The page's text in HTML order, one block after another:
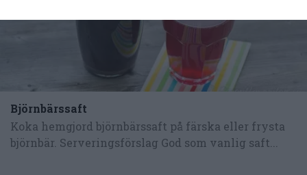
Björnbärssaft
Koka hemgjord björnbärssaft på färska eller frysta
björnbär. Serveringsförslag God som vanlig saft...